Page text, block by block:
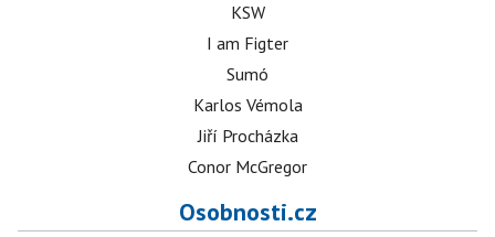
KSW
I am Figter
Sumó
Karlos Vémola
Jiří Procházka
Conor McGregor
Osobnosti.cz